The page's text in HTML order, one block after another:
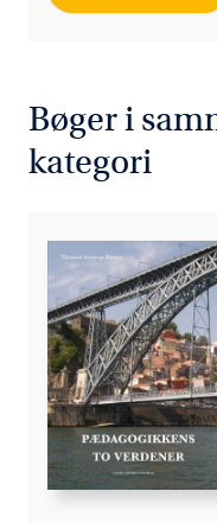
Bøger i
kategori